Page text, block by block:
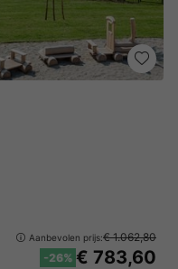
Aanbevolen prijs:€ 1.062,80
-26% € 783,60